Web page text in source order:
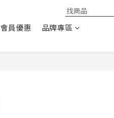
會員優惠 品牌專區